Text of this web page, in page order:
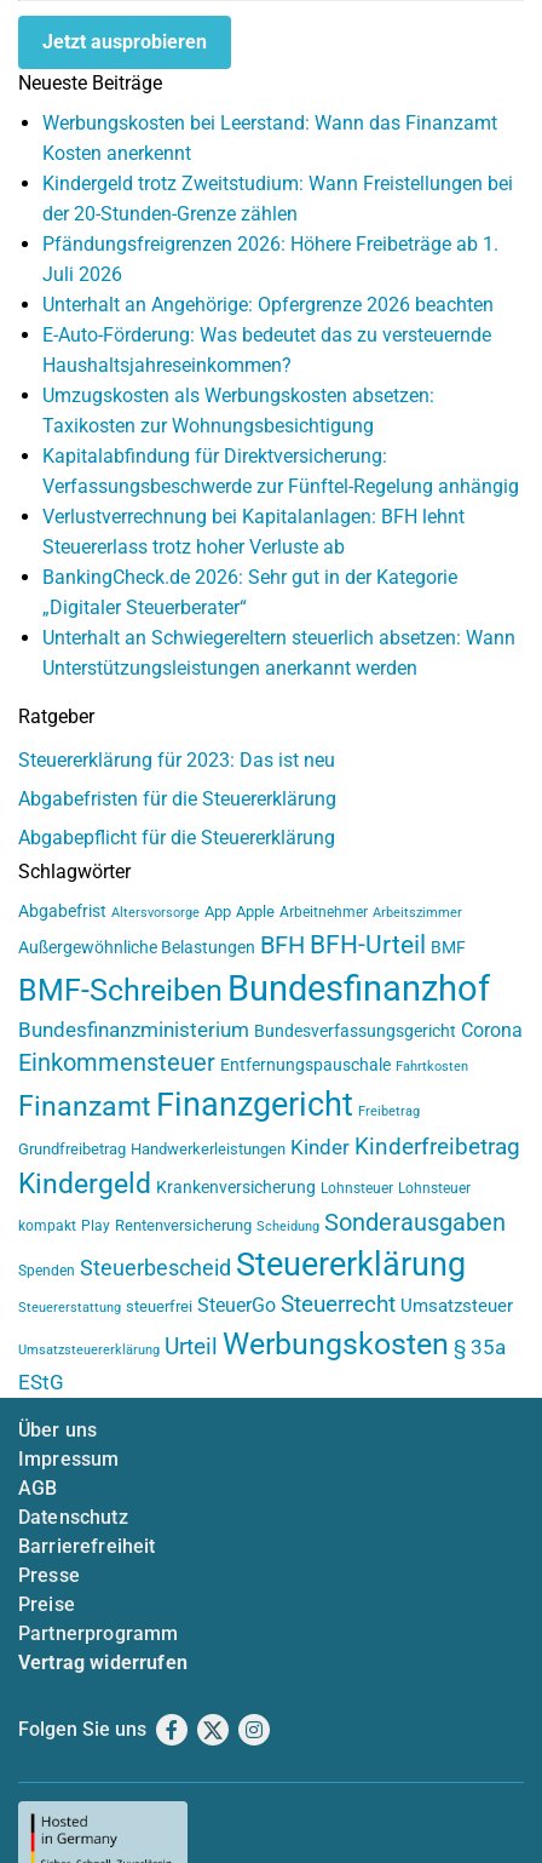
Jetzt ausprobieren
Neueste Beiträge
Werbungskosten bei Leerstand: Wann das Finanzamt
Kosten anerkennt
Kindergeld trotz Zweitstudium: Wann Freistellungen bei
der 20-Stunden-Grenze zählen
Pfändungsfreigrenzen 2026: Höhere Freibeträge ab 1.
Juli 2026
Unterhalt an Angehörige: Opfergrenze 2026 beachten
E-Auto-Förderung: Was bedeutet das zu versteuernde
Haushaltsjahreseinkommen?
Umzugskosten als Werbungskosten absetzen:
Taxikosten zur Wohnungsbesichtigung
Kapitalabfindung für Direktversicherung:
Verfassungsbeschwerde zur Fünftel-Regelung anhängig
Verlustverrechnung bei Kapitalanlagen: BFH lehnt
Steuererlass trotz hoher Verluste ab
BankingCheck.de 2026: Sehr gut in der Kategorie
„Digitaler Steuerberater“
Unterhalt an Schwiegereltern steuerlich absetzen: Wann
Unterstützungsleistungen anerkannt werden
Ratgeber
Steuererklärung für 2023: Das ist neu
Abgabefristen für die Steuererklärung
Abgabepflicht für die Steuererklärung
Schlagwörter
Abgabefrist Altersvorsorge App Apple Arbeitnehmer Arbeitszimmer
Außergewöhnliche Belastungen BFH BFH-Urteil BMF
BMF-Schreiben Bundesfinanzhof
Bundesfinanzministerium Bundesverfassungsgericht Corona
Einkommensteuer Entfernungspauschale Fahrtkosten
Finanzamt Finanzgericht Freibetrag
Grundfreibetrag Handwerkerleistungen Kinder Kinderfreibetrag
Kindergeld Krankenversicherung Lohnsteuer Lohnsteuer
kompakt Play Rentenversicherung Scheidung Sonderausgaben
Spenden Steuerbescheid Steuererklärung
Steuererstattung steuerfrei SteuerGo Steuerrecht Umsatzsteuer
Umsatzsteuererklärung Urteil Werbungskosten § 35a
EStG
Über uns
Impressum
AGB
Datenschutz
Barrierefreiheit
Presse
Preise
Partnerprogramm
Vertrag widerrufen
Folgen Sie uns Facebook
X Instagram